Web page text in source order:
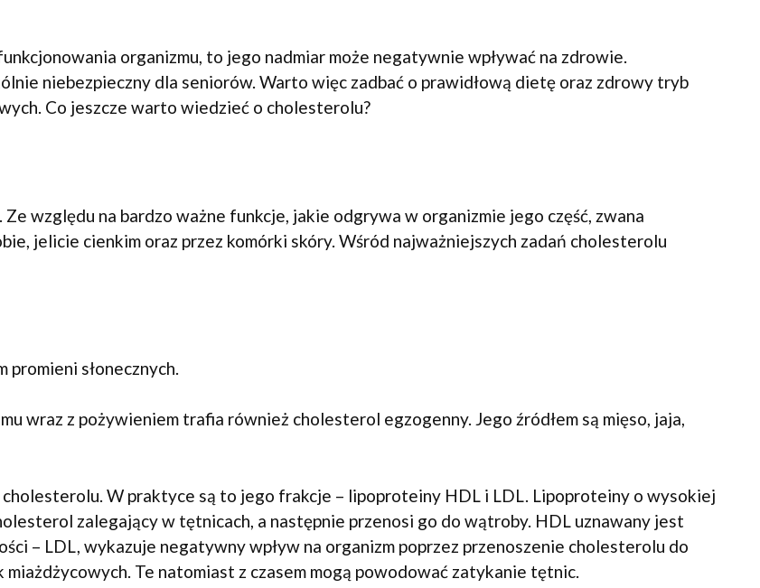
organizmu, to jego nadmiar może negatywnie wpływać na zdrowie.
niebezpieczny dla seniorów. Warto więc zadbać o prawidłową dietę oraz zdrowy tryb
Co jeszcze warto wiedzieć o cholesterolu?
względu na bardzo ważne funkcje, jakie odgrywa w organizmie jego część, zwana
jelicie cienkim oraz przez komórki skóry. Wśród najważniejszych zadań cholesterolu
promieni słonecznych.
wraz z pożywieniem trafia również cholesterol egzogenny. Jego źródłem są mięso, jaja,
cholesterolu. W praktyce są to jego frakcje – lipoproteiny HDL i LDL. Lipoproteiny o wysokiej
zalegający w tętnicach, a następnie przenosi go do wątroby. HDL uznawany jest
– LDL, wykazuje negatywny wpływ na organizm poprzez przenoszenie cholesterolu do
Te natomiast z czasem mogą powodować zatykanie tętnic.